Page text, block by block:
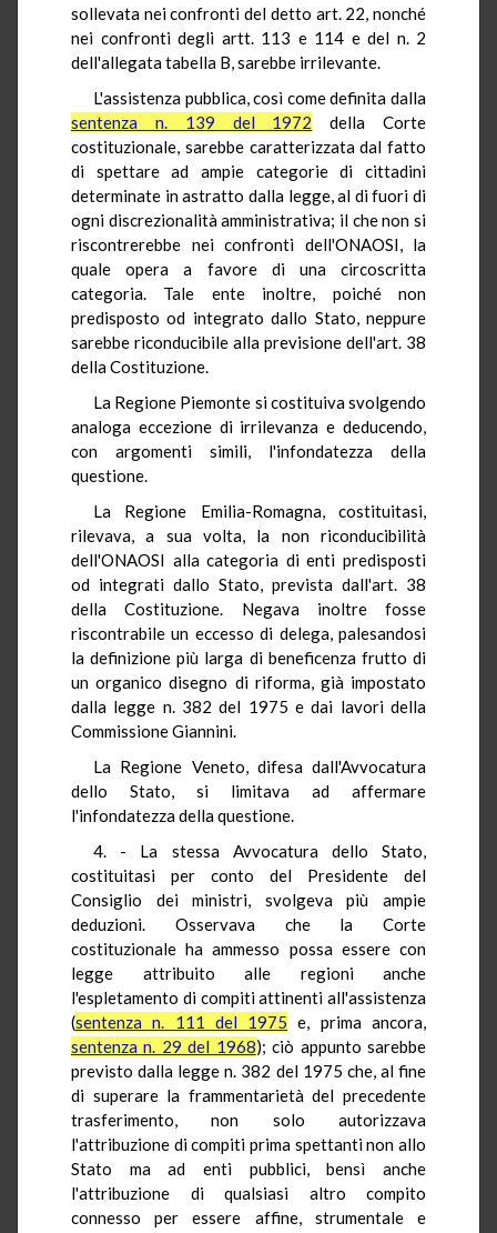
sollevata nei confronti del detto art. 22, nonché
nei confronti degli artt. 113 e 114 e del n. 2
dell'allegata tabella B, sarebbe irrilevante.
L'assistenza pubblica, così come definita dalla
sentenza n. 139 del 1972 della Corte
costituzionale, sarebbe caratterizzata dal fatto
di spettare ad ampie categorie di cittadini
determinate in astratto dalla legge, al di fuori di
ogni discrezionalità amministrativa; il che non si
riscontrerebbe nei confronti dell'ONAOSI, la
quale opera a favore di una circoscritta
categoria. Tale ente inoltre, poiché non
predisposto od integrato dallo Stato, neppure
sarebbe riconducibile alla previsione dell'art. 38
della Costituzione.
La Regione Piemonte si costituiva svolgendo
analoga eccezione di irrilevanza e deducendo,
con argomenti simili, l'infondatezza della
questione.
La Regione Emilia-Romagna, costituitasi,
rilevava, a sua volta, la non riconducibilità
dell'ONAOSI alla categoria di enti predisposti
od integrati dallo Stato, prevista dall'art. 38
della Costituzione. Negava inoltre fosse
riscontrabile un eccesso di delega, palesandosi
la definizione più larga di beneficenza frutto di
un organico disegno di riforma, già impostato
dalla legge n. 382 del 1975 e dai lavori della
Commissione Giannini.
La Regione Veneto, difesa dall'Avvocatura
dello Stato, si limitava ad affermare
l'infondatezza della questione.
4. - La stessa Avvocatura dello Stato,
costituitasi per conto del Presidente del
Consiglio dei ministri, svolgeva più ampie
deduzioni. Osservava che la Corte
costituzionale ha ammesso possa essere con
legge attribuito alle regioni anche
l'espletamento di compiti attinenti all'assistenza
(sentenza n. 111 del 1975 e, prima ancora,
sentenza n. 29 del 1968); ciò appunto sarebbe
previsto dalla legge n. 382 del 1975 che, al fine
di superare la frammentarietà del precedente
trasferimento, non solo autorizzava
l'attribuzione di compiti prima spettanti non allo
Stato ma ad enti pubblici, bensì anche
l'attribuzione di qualsiasi altro compito
connesso per essere affine, strumentale e